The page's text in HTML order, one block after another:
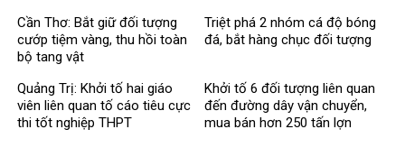
Cần Thơ: Bắt giữ đối tượng
cướp tiệm vàng, thu hồi toàn
bộ tang vật
Triệt phá 2 nhóm cá độ bóng
đá, bắt hàng chục đối tượng
Quảng Trị: Khởi tố hai giáo
viên liên quan tố cáo tiêu cực
thi tốt nghiệp THPT
Khởi tố 6 đối tượng liên quan
đến đường dây vận chuyển,
mua bán hơn 250 tấn lợn